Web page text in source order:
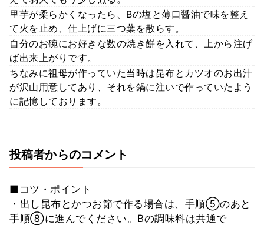
里芋が柔らかくなったら、Bの塩と薄口醤油で味を整え
て火を止め、仕上げに三つ葉を散らす。
自分のお碗にお好きな数の焼き餅を入れて、上から注げ
ば出来上がりです。
ちなみに祖母が作っていた当時は昆布とカツオのお出汁
が沢山用意してあり、それを鍋に注いで作っていたよう
に記憶しております。
投稿者からのコメント
■コツ・ポイント
・出し昆布とかつお節で作る場合は、手順⑤のあと
手順⑧に進んでください。Bの調味料は共通で